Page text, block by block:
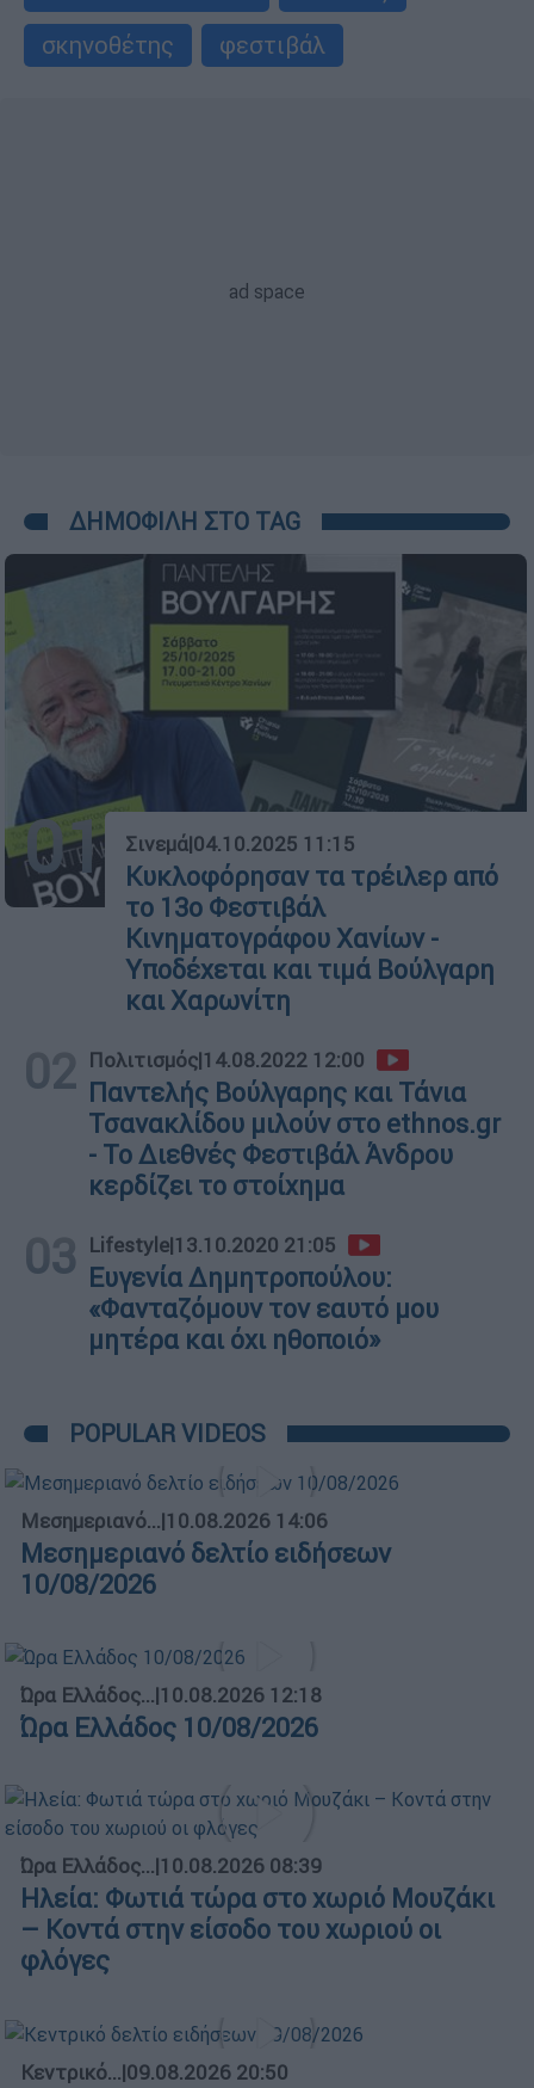
σκηνοθέτης
φεστιβάλ
ΔΗΜΟΦΙΛΗ ΣΤΟ TAG
01 Σινεμά|04.10.2025 11:15
Κυκλοφόρησαν τα τρέιλερ από
το 13ο Φεστιβάλ
Κινηματογράφου Χανίων -
Υποδέχεται και τιμά Βούλγαρη
και Χαρωνίτη
02 Πολιτισμός|14.08.2022 12:00
Παντελής Βούλγαρης και Τάνια
Τσανακλίδου μιλούν στο ethnos.gr
- Το Διεθνές Φεστιβάλ Άνδρου
κερδίζει το στοίχημα
03 Lifestyle|13.10.2020 21:05
Ευγενία Δημητροπούλου:
«Φανταζόμουν τον εαυτό μου
μητέρα και όχι ηθοποιό»
POPULAR VIDEOS
Μεσημεριανό...|10.08.2026 14:06
Μεσημεριανό δελτίο ειδήσεων
10/08/2026
Ώρα Ελλάδος...|10.08.2026 12:18
Ώρα Ελλάδος 10/08/2026
Ώρα Ελλάδος...|10.08.2026 08:39
Ηλεία: Φωτιά τώρα στο χωριό Μουζάκι
– Κοντά στην είσοδο του χωριού οι
φλόγες
Κεντρικό...|09.08.2026 20:50